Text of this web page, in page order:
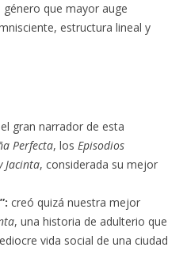
que mayor auge
estructura lineal y
el gran narrador de esta
Perfecta, los Episodios
Jacinta, considerada su mejor
creó quizá nuestra mejor
, una historia de adulterio que
vida social de una ciudad